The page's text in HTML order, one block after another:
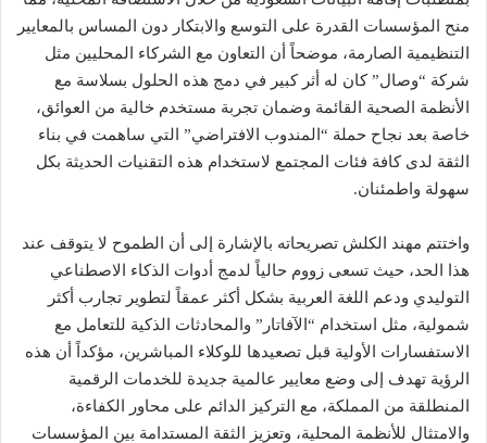
منح المؤسسات القدرة على التوسع والابتكار دون المساس بالمعايير
التنظيمية الصارمة، موضحاً أن التعاون مع الشركاء المحليين مثل
شركة “وصال” كان له أثر كبير في دمج هذه الحلول بسلاسة مع
الأنظمة الصحية القائمة وضمان تجربة مستخدم خالية من العوائق،
خاصة بعد نجاح حملة “المندوب الافتراضي” التي ساهمت في بناء
الثقة لدى كافة فئات المجتمع لاستخدام هذه التقنيات الحديثة بكل
سهولة واطمئنان.
واختتم مهند الكلش تصريحاته بالإشارة إلى أن الطموح لا يتوقف عند
هذا الحد، حيث تسعى زووم حالياً لدمج أدوات الذكاء الاصطناعي
التوليدي ودعم اللغة العربية بشكل أكثر عمقاً لتطوير تجارب أكثر
شمولية، مثل استخدام “الآفاتار” والمحادثات الذكية للتعامل مع
الاستفسارات الأولية قبل تصعيدها للوكلاء المباشرين، مؤكداً أن هذه
الرؤية تهدف إلى وضع معايير عالمية جديدة للخدمات الرقمية
المنطلقة من المملكة، مع التركيز الدائم على محاور الكفاءة،
والامتثال للأنظمة المحلية، وتعزيز الثقة المستدامة بين المؤسسات